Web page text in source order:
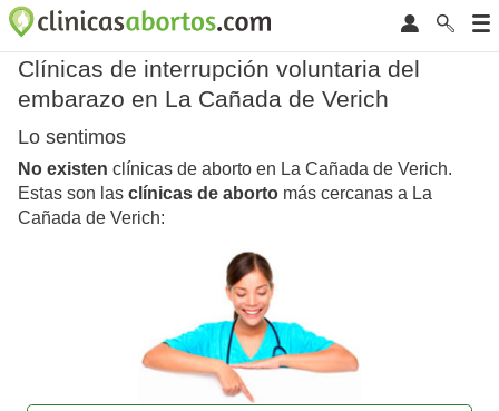
Clínicas de interrupción voluntaria del
embarazo en La Cañada de Verich
Lo sentimos
No existen clínicas de aborto en La Cañada de Verich.
Estas son las clínicas de aborto más cercanas a La
Cañada de Verich: